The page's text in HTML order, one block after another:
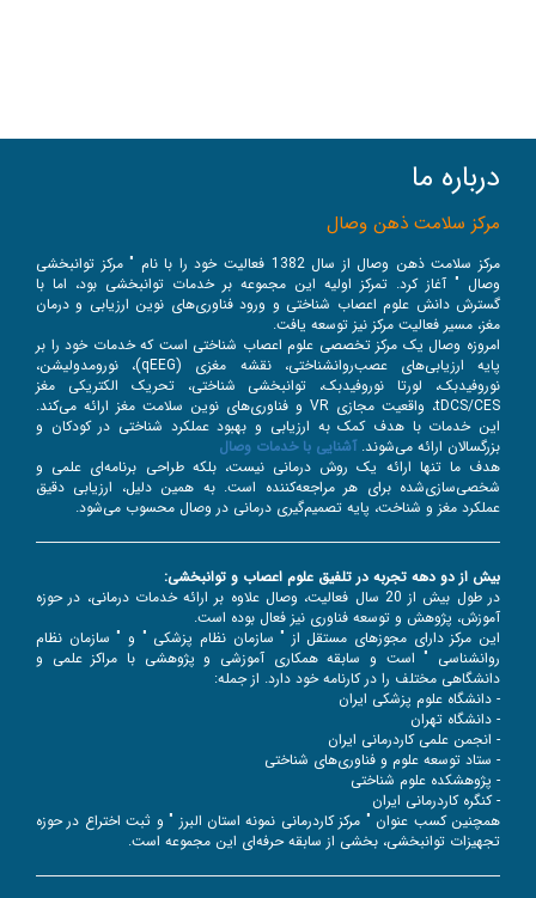
درباره ما
مرکز سلامت ذهن وصال
مرکز سلامت ذهن وصال از سال 1382 فعالیت خود را با نام " مرکز توانبخشی
وصال " آغاز کرد. تمرکز اولیه این مجموعه بر خدمات توانبخشی بود، اما با
گسترش دانش علوم اعصاب شناختی و ورود فناوری‌های نوین ارزیابی و درمان
مغز، مسیر فعالیت مرکز نیز توسعه یافت.
امروزه وصال یک مرکز تخصصی علوم اعصاب شناختی است که خدمات خود را بر
پایه ارزیابی‌های عصب‌روانشناختی، نقشه مغزی (qEEG)، نورومدولیشن،
نوروفیدبک، لورتا نوروفیدبک، توانبخشی شناختی، تحریک الکتریکی مغز
tDCS/CES، واقعیت مجازی VR و فناوری‌های نوین سلامت مغز ارائه می‌کند.
این خدمات با هدف کمک به ارزیابی و بهبود عملکرد شناختی در کودکان و
بزرگسالان ارائه می‌شوند. آشنایی با خدمات وصال
هدف ما تنها ارائه یک روش درمانی نیست، بلکه طراحی برنامه‌ای علمی و
شخصی‌سازی‌شده برای هر مراجعه‌کننده است. به همین دلیل، ارزیابی دقیق
عملکرد مغز و شناخت، پایه تصمیم‌گیری درمانی در وصال محسوب می‌شود.
بیش از دو دهه تجربه در تلفیق علوم اعصاب و توانبخشی:
در طول بیش از 20 سال فعالیت، وصال علاوه بر ارائه خدمات درمانی، در حوزه
آموزش، پژوهش و توسعه فناوری نیز فعال بوده است.
این مرکز دارای مجوزهای مستقل از " سازمان نظام پزشکی " و " سازمان نظام
روانشناسی " است و سابقه همکاری آموزشی و پژوهشی با مراکز علمی و
دانشگاهی مختلف را در کارنامه خود دارد. از جمله:
- دانشگاه علوم پزشکی ایران
- دانشگاه تهران
- انجمن علمی کاردرمانی ایران
- ستاد توسعه علوم و فناوری‌های شناختی
- پژوهشکده علوم شناختی
- کنگره کاردرمانی ایران
همچنین کسب عنوان " مرکز کاردرمانی نمونه استان البرز " و ثبت اختراع در حوزه
تجهیزات توانبخشی، بخشی از سابقه حرفه‌ای این مجموعه است.